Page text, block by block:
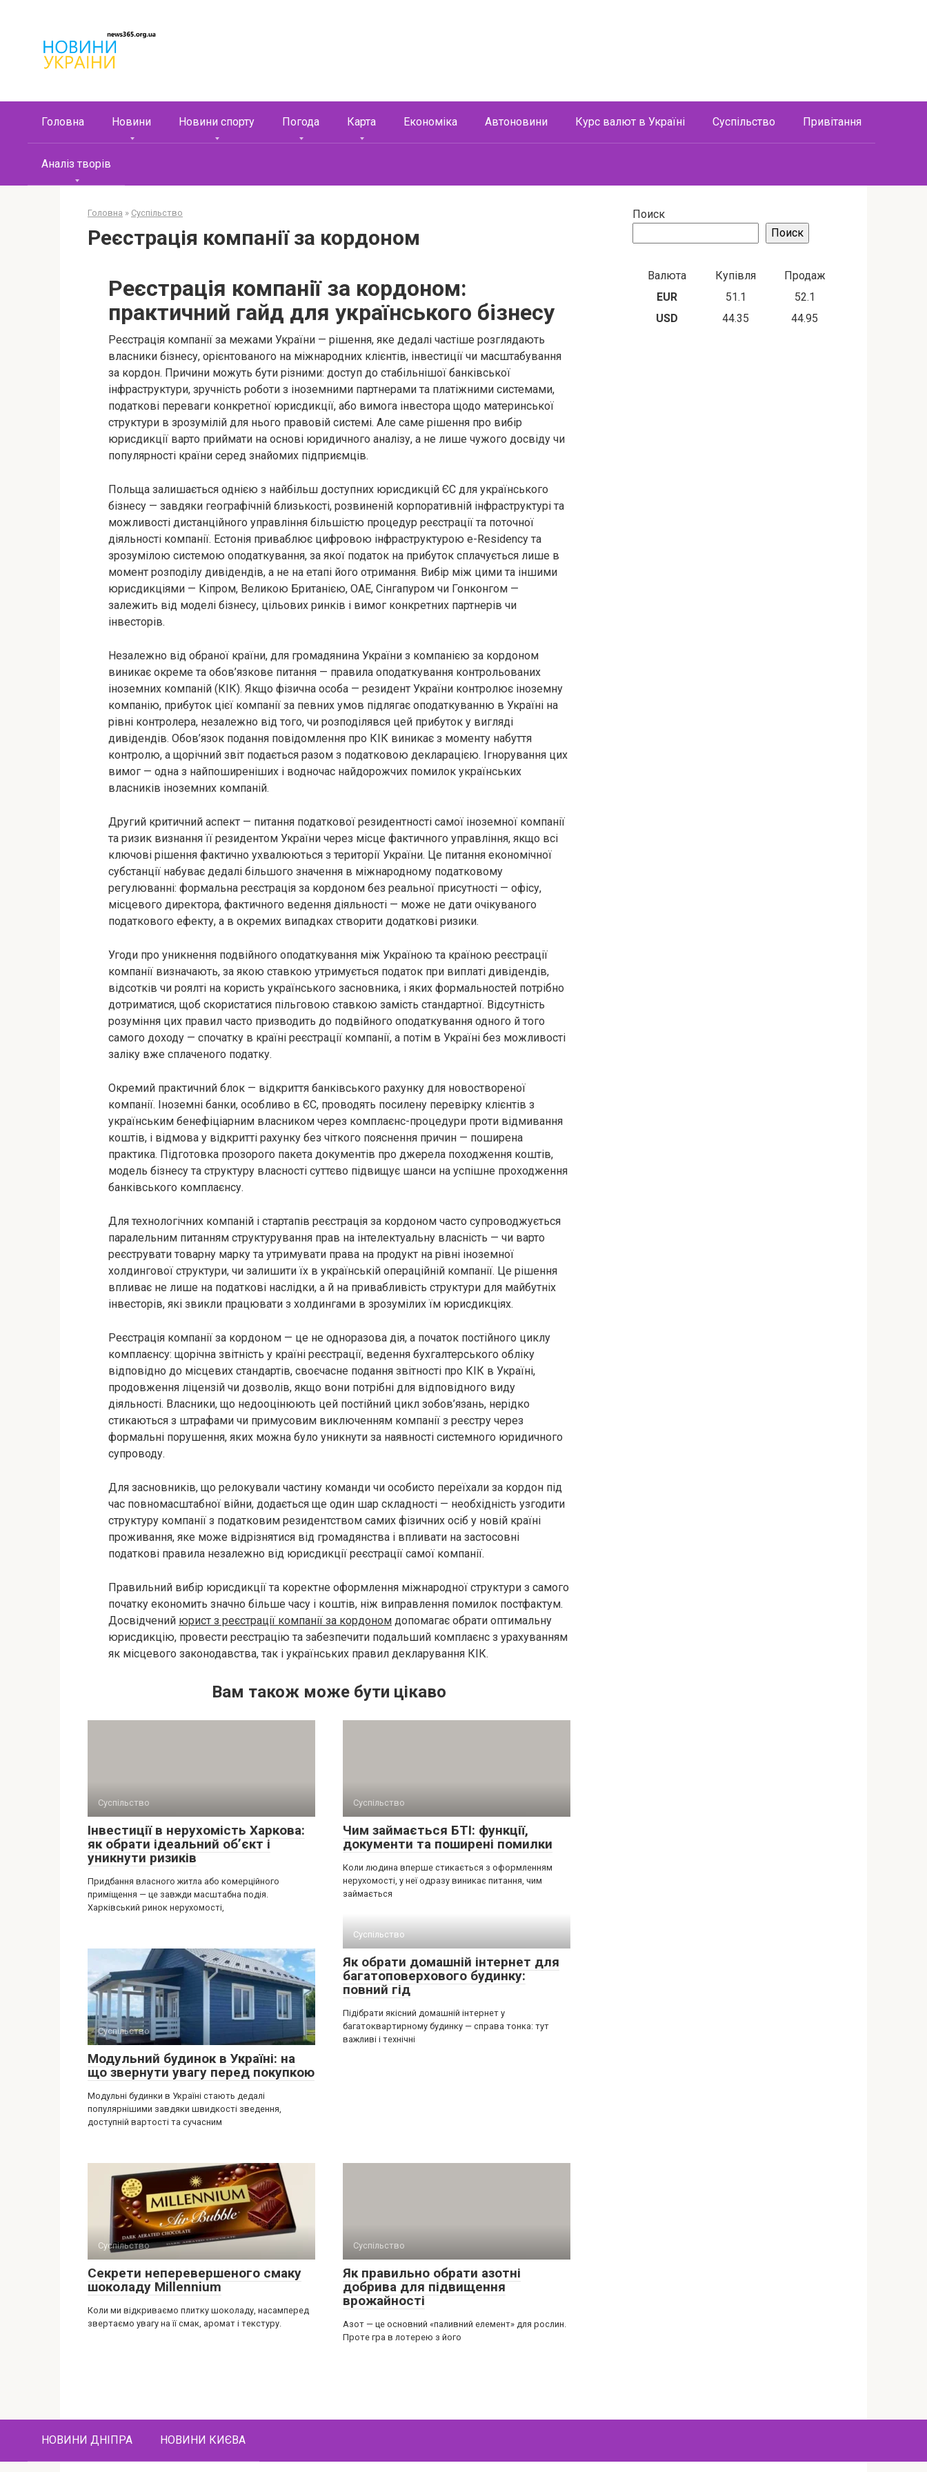
контенту
Головна Новини Новини спорту Погода Карта Економіка Автоновини Курс валют в Україні Суспільство Привітання
Аналіз творів
Головна » Суспільство
Реєстрація компанії за кордоном
Реєстрація компанії за кордоном:
практичний гайд для українського бізнесу
Реєстрація компанії за межами України — рішення, яке дедалі частіше розглядають
власники бізнесу, орієнтованого на міжнародних клієнтів, інвестиції чи масштабування
за кордон. Причини можуть бути різними: доступ до стабільнішої банківської
інфраструктури, зручність роботи з іноземними партнерами та платіжними системами,
податкові переваги конкретної юрисдикції, або вимога інвестора щодо материнської
структури в зрозумілій для нього правовій системі. Але саме рішення про вибір
юрисдикції варто приймати на основі юридичного аналізу, а не лише чужого досвіду чи
популярності країни серед знайомих підприємців.
Польща залишається однією з найбільш доступних юрисдикцій ЄС для українського
бізнесу — завдяки географічній близькості, розвиненій корпоративній інфраструктурі та
можливості дистанційного управління більшістю процедур реєстрації та поточної
діяльності компанії. Естонія приваблює цифровою інфраструктурою e-Residency та
зрозумілою системою оподаткування, за якої податок на прибуток сплачується лише в
момент розподілу дивідендів, а не на етапі його отримання. Вибір між цими та іншими
юрисдикціями — Кіпром, Великою Британією, ОАЕ, Сінгапуром чи Гонконгом —
залежить від моделі бізнесу, цільових ринків і вимог конкретних партнерів чи
інвесторів.
Незалежно від обраної країни, для громадянина України з компанією за кордоном
виникає окреме та обов’язкове питання — правила оподаткування контрольованих
іноземних компаній (КІК). Якщо фізична особа — резидент України контролює іноземну
компанію, прибуток цієї компанії за певних умов підлягає оподаткуванню в Україні на
рівні контролера, незалежно від того, чи розподілявся цей прибуток у вигляді
дивідендів. Обов’язок подання повідомлення про КІК виникає з моменту набуття
контролю, а щорічний звіт подається разом з податковою декларацією. Ігнорування цих
вимог — одна з найпоширеніших і водночас найдорожчих помилок українських
власників іноземних компаній.
Другий критичний аспект — питання податкової резидентності самої іноземної компанії
та ризик визнання її резидентом України через місце фактичного управління, якщо всі
ключові рішення фактично ухвалюються з території України. Це питання економічної
субстанції набуває дедалі більшого значення в міжнародному податковому
регулюванні: формальна реєстрація за кордоном без реальної присутності — офісу,
місцевого директора, фактичного ведення діяльності — може не дати очікуваного
податкового ефекту, а в окремих випадках створити додаткові ризики.
Угоди про уникнення подвійного оподаткування між Україною та країною реєстрації
компанії визначають, за якою ставкою утримується податок при виплаті дивідендів,
відсотків чи роялті на користь українського засновника, і яких формальностей потрібно
дотриматися, щоб скористатися пільговою ставкою замість стандартної. Відсутність
розуміння цих правил часто призводить до подвійного оподаткування одного й того
самого доходу — спочатку в країні реєстрації компанії, а потім в Україні без можливості
заліку вже сплаченого податку.
Окремий практичний блок — відкриття банківського рахунку для новоствореної
компанії. Іноземні банки, особливо в ЄС, проводять посилену перевірку клієнтів з
українським бенефіціарним власником через комплаєнс-процедури проти відмивання
коштів, і відмова у відкритті рахунку без чіткого пояснення причин — поширена
практика. Підготовка прозорого пакета документів про джерела походження коштів,
модель бізнесу та структуру власності суттєво підвищує шанси на успішне проходження
банківського комплаєнсу.
Для технологічних компаній і стартапів реєстрація за кордоном часто супроводжується
паралельним питанням структурування прав на інтелектуальну власність — чи варто
реєструвати товарну марку та утримувати права на продукт на рівні іноземної
холдингової структури, чи залишити їх в українській операційній компанії. Це рішення
впливає не лише на податкові наслідки, а й на привабливість структури для майбутніх
інвесторів, які звикли працювати з холдингами в зрозумілих їм юрисдикціях.
Реєстрація компанії за кордоном — це не одноразова дія, а початок постійного циклу
комплаєнсу: щорічна звітність у країні реєстрації, ведення бухгалтерського обліку
відповідно до місцевих стандартів, своєчасне подання звітності про КІК в Україні,
продовження ліцензій чи дозволів, якщо вони потрібні для відповідного виду
діяльності. Власники, що недооцінюють цей постійний цикл зобов’язань, нерідко
стикаються з штрафами чи примусовим виключенням компанії з реєстру через
формальні порушення, яких можна було уникнути за наявності системного юридичного
супроводу.
Для засновників, що релокували частину команди чи особисто переїхали за кордон під
час повномасштабної війни, додається ще один шар складності — необхідність узгодити
структуру компанії з податковим резидентством самих фізичних осіб у новій країні
проживання, яке може відрізнятися від громадянства і впливати на застосовні
податкові правила незалежно від юрисдикції реєстрації самої компанії.
Правильний вибір юрисдикції та коректне оформлення міжнародної структури з самого
початку економить значно більше часу і коштів, ніж виправлення помилок постфактум.
Досвідчений юрист з реєстрації компанії за кордоном допомагає обрати оптимальну
юрисдикцію, провести реєстрацію та забезпечити подальший комплаєнс з урахуванням
як місцевого законодавства, так і українських правил декларування КІК.
Вам також може бути цікаво
Суспільство
Інвестиції в нерухомість Харкова:
як обрати ідеальний об’єкт і
уникнути ризиків
Придбання власного житла або комерційного
приміщення — це завжди масштабна подія.
Харківський ринок нерухомості,
Суспільство
Чим займається БТІ: функції,
документи та поширені помилки
Коли людина вперше стикається з оформленням
нерухомості, у неї одразу виникає питання, чим
займається
Суспільство
Модульний будинок в Україні: на
що звернути увагу перед покупкою
Модульні будинки в Україні стають дедалі
популярнішими завдяки швидкості зведення,
доступній вартості та сучасним
Суспільство
Як обрати домашній інтернет для
багатоповерхового будинку:
повний гід
Підібрати якісний домашній інтернет у
багатоквартирному будинку — справа тонка: тут
важливі і технічні
Суспільство
Секрети неперевершеного смаку
шоколаду Millennium
Коли ми відкриваємо плитку шоколаду, насамперед
звертаємо увагу на її смак, аромат і текстуру.
Суспільство
Як правильно обрати азотні
добрива для підвищення
врожайності
Азот — це основний «паливний елемент» для рослин.
Проте гра в лотерею з його
Поиск
Поиск
Валюта Купівля
Продаж
EUR
51.1
52.1
USD
44.35 44.95
НОВИНИ ДНІПРА НОВИНИ КИЄВА